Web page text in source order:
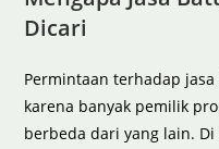
Dicari
Permintaan terhadap
karena banyak pemilik
berbeda dari yang lain.